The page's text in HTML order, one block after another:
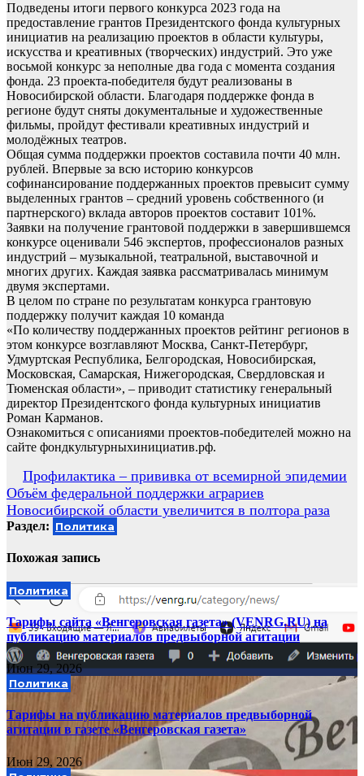
Подведены итоги первого конкурса 2023 года на
предоставление грантов Президентского фонда культурных
инициатив на реализацию проектов в области культуры,
искусства и креативных (творческих) индустрий. Это уже
восьмой конкурс за неполные два года с момента создания
фонда. 23 проекта-победителя будут реализованы в
Новосибирской области. Благодаря поддержке фонда в
регионе будут сняты документальные и художественные
фильмы, пройдут фестивали креативных индустрий и
молодёжных театров.
Общая сумма поддержки проектов составила почти 40 млн.
рублей. Впервые за всю историю конкурсов
софинансирование поддержанных проектов превысит сумму
выделенных грантов – средний уровень собственного (и
партнерского) вклада авторов проектов составит 101%.
Заявки на получение грантовой поддержки в завершившемся
конкурсе оценивали 546 экспертов, профессионалов разных
индустрий – музыкальной, театральной, выставочной и
многих других. Каждая заявка рассматривалась минимум
двумя экспертами.
В целом по стране по результатам конкурса грантовую
поддержку получит каждая 10 команда
«По количеству поддержанных проектов рейтинг регионов в
этом конкурсе возглавляют Москва, Санкт-Петербург,
Удмуртская Республика, Белгородская, Новосибирская,
Московская, Самарская, Нижегородская, Свердловская и
Тюменская области», – приводит статистику генеральный
директор Президентского фонда культурных инициатив
Роман Карманов.
Ознакомиться с описаниями проектов-победителей можно на
сайте фондкультурныхинициатив.рф.
Навигация
по
записям
Профилактика – прививка от всемирной эпидемии
Объём федеральной поддержки аграриев
Новосибирской области увеличится в полтора раза
Раздел: Политика
Похожая запись
Политика
Тарифы сайта «Венгеровская газета» (VENRG.RU) на
публикацию материалов предвыборной агитации
Июн 29, 2026
Политика
Тарифы на публикацию материалов предвыборной
агитации в газете «Венгеровская газета»
Июн 29, 2026